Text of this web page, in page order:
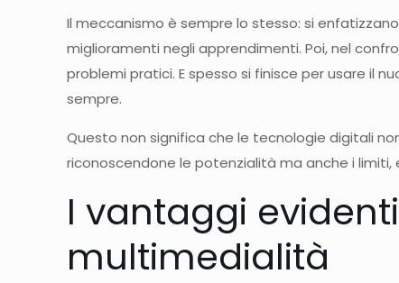
Il meccanismo è sempre lo stesso: si
miglioramenti negli apprendimenti. Poi, nel
problemi pratici. E spesso si finisce per usare il
sempre.
Questo non significa che le tecnologie digitali
riconoscendone le potenzialità ma anche i limiti,
I vantaggi
multimedialità